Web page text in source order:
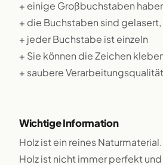
+ einige Großbuchstaben
+ die Buchstaben sind
+ jeder Buchstabe ist einzeln
+ Sie können die Zeichen
+ saubere Verarbeitungsqualität
Wichtige Information
Holz ist ein reines Naturmaterial.
Holz ist nicht immer perfekt